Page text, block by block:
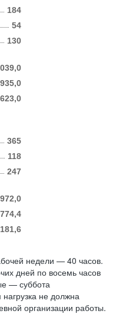
184
130
54
935,0
623,0
365
247
118
недели — 40 часов.
дней по восемь часов
— суббота
не должна
организации работы.